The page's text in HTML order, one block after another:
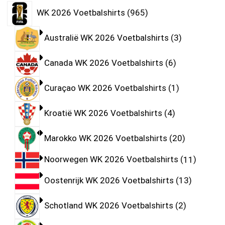
WK 2026 Voetbalshirts 965
Australië WK 2026 Voetbalshirts 3
Canada WK 2026 Voetbalshirts 6
Curaçao WK 2026 Voetbalshirts 1
Kroatië WK 2026 Voetbalshirts 4
Marokko WK 2026 Voetbalshirts 20
Noorwegen WK 2026 Voetbalshirts 11
Oostenrijk WK 2026 Voetbalshirts 13
Schotland WK 2026 Voetbalshirts 2